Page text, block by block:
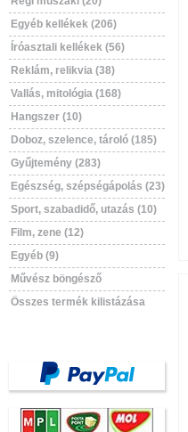
Egyéb kellékek (206)
Íróasztali kellékek (56)
Reklám, relikvia (38)
Vallás, mitológia (168)
Hangszer (10)
Doboz, szelence, tároló (185)
Gyűjtemény (283)
Egészség, szépségápolás (23)
Sport, szabadidő, utazás (10)
Film, zene (12)
Egyéb (9)
Művész böngésző
Összes termék kilistázása